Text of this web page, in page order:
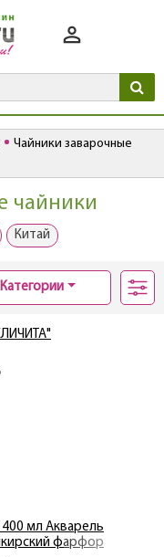
Чайники заварочные
чайники
Китай
Категории
мл Акварель
фарфор